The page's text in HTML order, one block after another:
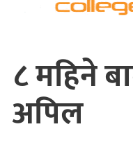
८ महिने
अपिल